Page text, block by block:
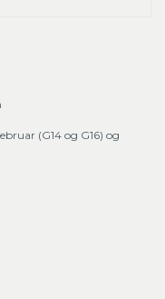
(G14 og G16) og